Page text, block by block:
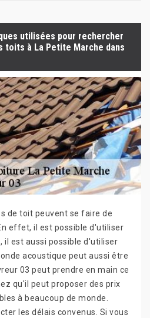
utilisées pour rechercher
toits à La Petite Marche dans
de toit peuvent se faire de
effet, il est possible d'utiliser
il est aussi possible d'utiliser
acoustique peut aussi être
03 peut prendre en main ce
qu'il peut proposer des prix
à beaucoup de monde.
les délais convenus. Si vous